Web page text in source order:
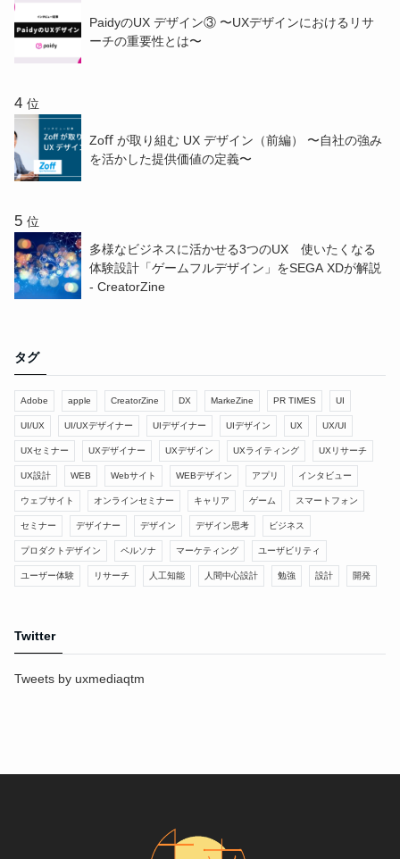
PaidyのUX デザイン③ 〜UXデザインにおけるリサ
ーチの重要性とは〜
位
Zoﬀ が取り組む UX デザイン（前編） 〜⾃社の強み
を活かした提供価値の定義〜
位
多様なビジネスに活かせる3つのUX 使いたくなる
体験設計「ゲームフルデザイン」をSEGA XDが解説
- CreatorZine
タグ
Adobe apple CreatorZine DX MarkeZine PR TIMES UI
UI/UX UI/UXデザイナー UIデザイナー UIデザイン UX UX/UI
UXセミナー UXデザイナー UXデザイン UXライティング UXリサーチ
UX設計 WEB Webサイト WEBデザイン アプリ インタビュー
ウェブサイト オンラインセミナー キャリア ゲーム スマートフォン
セミナー デザイナー デザイン デザイン思考 ビジネス
プロダクトデザイン ペルソナ マーケティング ユーザビリティ
ユーザー体験 リサーチ 人工知能 人間中心設計 勉強 設計 開発
Twitter
Tweets by uxmediaqtm